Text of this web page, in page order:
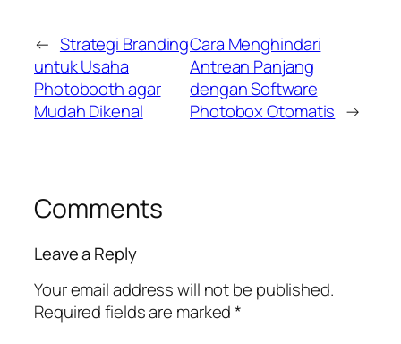
← Strategi Branding
untuk Usaha
Photobooth agar
Mudah Dikenal
Cara Menghindari
Antrean Panjang
dengan Software
Photobox Otomatis →
Comments
Leave a Reply
Your email address will not be published.
Required fields are marked*